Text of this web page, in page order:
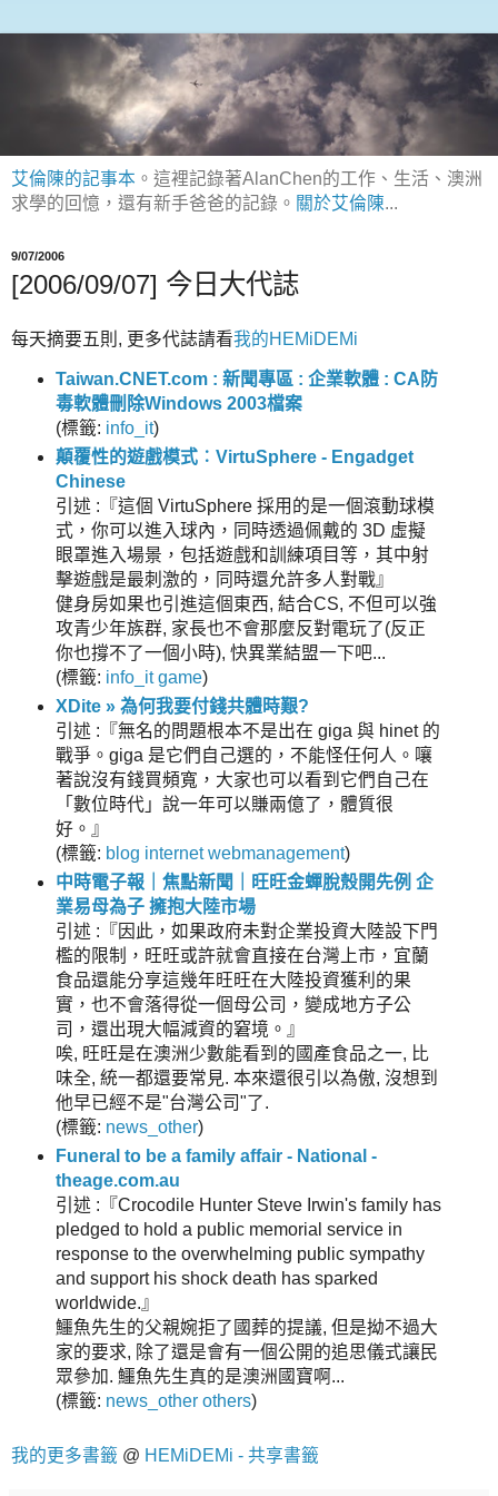
艾倫陳的記事本 。這裡記錄著AlanChen的工作、生活、澳洲
求學的回憶，還有新手爸爸的記錄。 關於艾倫陳...
9/07/2006
[2006/09/07] 今日大代誌
每天摘要五則, 更多代誌請看我的HEMiDEMi
Taiwan.CNET.com : 新聞專區 : 企業軟體 : CA防
毒軟體刪除Windows 2003檔案
(標籤: info_it)
顛覆性的遊戲模式︰VirtuSphere - Engadget
Chinese
引述 :『這個 VirtuSphere 採用的是一個滾動球模
式，你可以進入球內，同時透過佩戴的 3D 虛擬
眼罩進入場景，包括遊戲和訓練項目等，其中射
擊遊戲是最刺激的，同時還允許多人對戰』
健身房如果也引進這個東西, 結合CS, 不但可以強
攻青少年族群, 家長也不會那麼反對電玩了(反正
你也撐不了一個小時), 快異業結盟一下吧...
(標籤: info_it game)
XDite » 為何我要付錢共體時艱?
引述 :『無名的問題根本不是出在 giga 與 hinet 的
戰爭。giga 是它們自己選的，不能怪任何人。嚷
著說沒有錢買頻寬，大家也可以看到它們自己在
「數位時代」說一年可以賺兩億了，體質很
好。』
(標籤: blog internet webmanagement)
中時電子報｜焦點新聞｜旺旺金蟬脫殼開先例 企
業易母為子 擁抱大陸市場
引述 :『因此，如果政府未對企業投資大陸設下門
檻的限制，旺旺或許就會直接在台灣上市，宜蘭
食品還能分享這幾年旺旺在大陸投資獲利的果
實，也不會落得從一個母公司，變成地方子公
司，還出現大幅減資的窘境。』
唉, 旺旺是在澳洲少數能看到的國產食品之一, 比
味全, 統一都還要常見. 本來還很引以為傲, 沒想到
他早已經不是"台灣公司"了.
(標籤: news_other)
Funeral to be a family affair - National -
theage.com.au
引述 :『Crocodile Hunter Steve Irwin's family has
pledged to hold a public memorial service in
response to the overwhelming public sympathy
and support his shock death has sparked
worldwide.』
鱷魚先生的父親婉拒了國葬的提議, 但是拗不過大
家的要求, 除了還是會有一個公開的追思儀式讓民
眾參加. 鱷魚先生真的是澳洲國寶啊...
(標籤: news_other others)
我的更多書籤 @ HEMiDEMi - 共享書籤